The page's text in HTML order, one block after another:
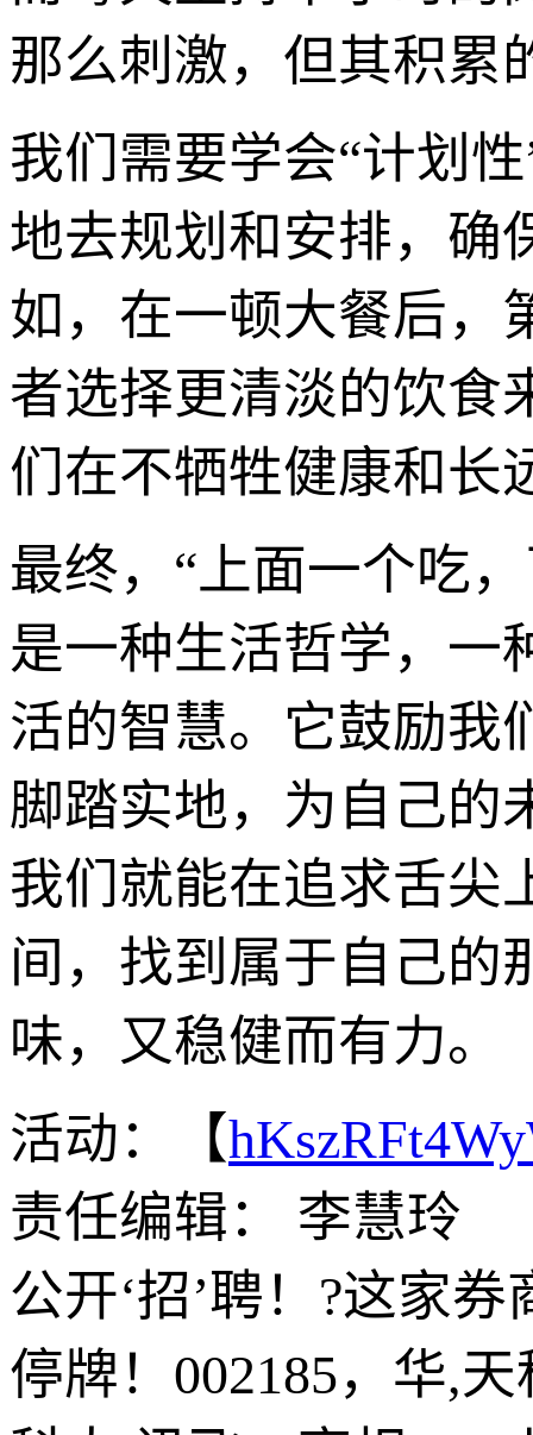
那么刺激，但其积累
我们需要学会“计划
地去规划和安排，确
如，在一顿大餐后，
者选择更清淡的饮食
们在不牺牲健康和长
最终，“上面一个吃
是一种生活哲学，一
活的智慧。它鼓励我
脚踏实地，为自己的
我们就能在追求舌尖
间，找到属于自己的
味，又稳健而有力。
活动：【
责任编辑： 李慧玲
公开‘招’聘！?这家
停牌！002185，华,